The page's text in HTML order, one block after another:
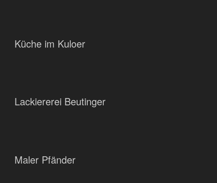
Küche im Kuloer
Lackiererei Beutinger
Maler Pfänder